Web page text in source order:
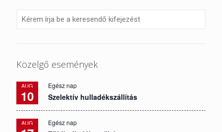
Közelgő események
AUG
10
Egész nap
Szelektív hulladékszállítás
AUG Egész nap